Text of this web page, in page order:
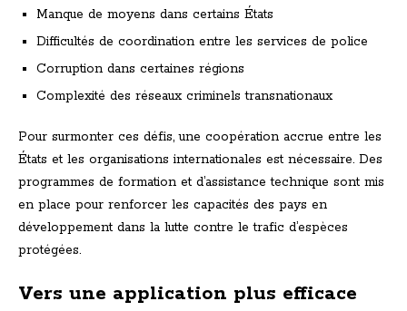
Manque de moyens dans certains États
Difficultés de coordination entre les services de police
Corruption dans certaines régions
Complexité des réseaux criminels transnationaux
Pour surmonter ces défis, une coopération accrue entre les
États et les organisations internationales est nécessaire. Des
programmes de formation et d’assistance technique sont mis
en place pour renforcer les capacités des pays en
développement dans la lutte contre le trafic d’espèces
protégées.
Vers une application plus efficace